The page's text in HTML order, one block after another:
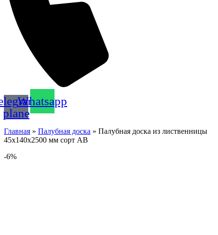
plane
Whatsapp
Главная » Палубная доска » Палубная доска из лиственницы
45х140х2500 мм сорт АВ
-6%